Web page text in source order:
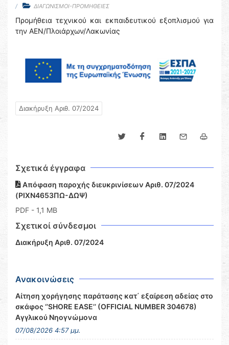
ΔΙΑΓΩΝΙΣΜΟΙ-ΠΡΟΜΗΘΕΙΕΣ
Προμήθεια τεχνικού και εκπαιδευτικού εξοπλισμού για
την ΑΕΝ/Πλοιάρχων/Λακωνίας
Διακήρυξη Αριθ. 07/2024
Σχετικά έγγραφα
Απόφαση παροχής διευκρινίσεων Αριθ. 07/2024
(ΡΙΧΝ4653ΠΩ-ΔΩΨ)
PDF - 1,1 MB
Σχετικοί σύνδεσμοι
Διακήρυξη Αριθ. 07/2024
Ανακοινώσεις
Αίτηση χορήγησης παράτασης κατ΄ εξαίρεση αδείας στο
σκάφος ‘’SHORE EASE’’ (OFFICIAL NUMBER 304678)
Αγγλικού Νηογνώμονα
07/08/2026 4:57 μμ.